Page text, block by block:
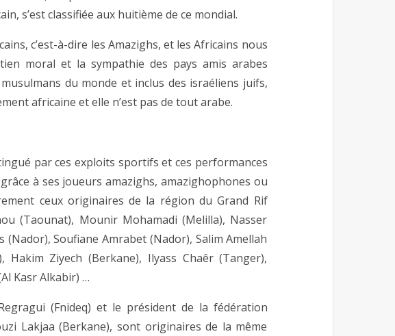
s’est classifiée aux huitième de ce mondial.
c’est-à-dire les Amazighs, et les Africains nous
moral et la sympathie des pays amis arabes
du monde et inclus des israéliens juifs,
africaine et elle n’est pas de tout arabe.
par ces exploits sportifs et ces performances
à ses joueurs amazighs, amazighophones ou
ceux originaires de la région du Grand Rif
(Taounat), Mounir Mohamadi (Melilla), Nasser
(Nador), Soufiane Amrabet (Nador), Salim Amellah
Hakim Ziyech (Berkane), Ilyass Chaêr (Tanger),
Kasr Alkabir) …
(Fnideq) et le président de la fédération
Lakjaa (Berkane), sont originaires de la même